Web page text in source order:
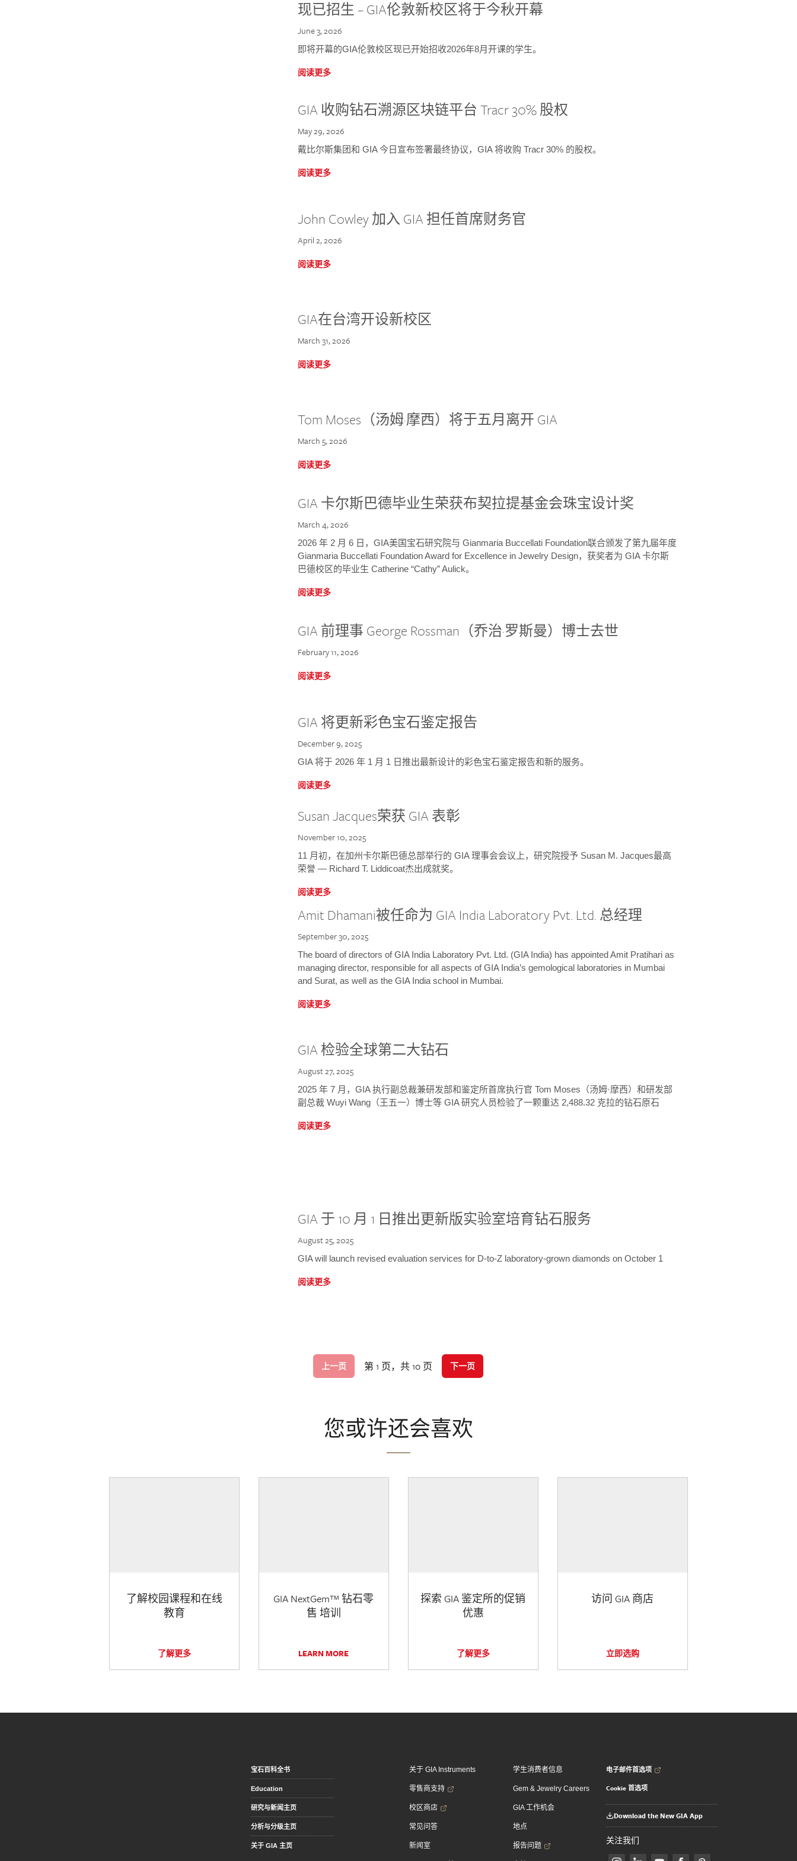
现已招生 – GIA伦敦新校区将于今秋开幕
June 3, 2026
即将开幕的GIA伦敦校区现已开始招收2026年8月开课的学生。
阅读更多
GIA 收购钻石溯源区块链平台 Tracr 30% 股权
May 29, 2026
戴比尔斯集团和 GIA 今日宣布签署最终协议，GIA 将收购 Tracr 30% 的股权。
阅读更多
John Cowley 加入 GIA 担任首席财务官
April 2, 2026
阅读更多
GIA在台湾开设新校区
March 31, 2026
阅读更多
Tom Moses（汤姆·摩西）将于五月离开 GIA
March 5, 2026
阅读更多
GIA 卡尔斯巴德毕业生荣获布契拉提基金会珠宝设计奖
March 4, 2026
2026 年 2 月 6 日，GIA美国宝石研究院与 Gianmaria Buccellati Foundation联合颁发了第九届年度
Gianmaria Buccellati Foundation Award for Excellence in Jewelry Design，获奖者为 GIA 卡尔斯
巴德校区的毕业生 Catherine “Cathy” Aulick。
阅读更多
GIA 前理事 George Rossman（乔治·罗斯曼）博士去世
February 11, 2026
阅读更多
GIA 将更新彩色宝石鉴定报告
December 9, 2025
GIA 将于 2026 年 1 月 1 日推出最新设计的彩色宝石鉴定报告和新的服务。
阅读更多
Susan Jacques荣获 GIA 表彰
November 10, 2025
11 月初，在加州卡尔斯巴德总部举行的 GIA 理事会会议上，研究院授予 Susan M. Jacques最高
荣誉 — Richard T. Liddicoat杰出成就奖。
阅读更多
Amit Dhamani被任命为 GIA India Laboratory Pvt. Ltd. 总经理
September 30, 2025
The board of directors of GIA India Laboratory Pvt. Ltd. (GIA India) has appointed Amit Pratihari as
managing director, responsible for all aspects of GIA India’s gemological laboratories in Mumbai
and Surat, as well as the GIA India school in Mumbai.
阅读更多
GIA 检验全球第二大钻石
August 27, 2025
2025 年 7 月，GIA 执行副总裁兼研发部和鉴定所首席执行官 Tom Moses（汤姆·摩西）和研发部
副总裁 Wuyi Wang（王五一）博士等 GIA 研究人员检验了一颗重达 2,488.32 克拉的钻石原石
阅读更多
GIA 于 10 月 1 日推出更新版实验室培育钻石服务
August 25, 2025
GIA will launch revised evaluation services for D-to-Z laboratory-grown diamonds on October 1
阅读更多
上一页 第 1 页，共 10 页 下一页
您或许还会喜欢
了解校园课程和在线
教育
了解更多
GIA NextGem™ 钻石零
售 培训
LEARN MORE
探索 GIA 鉴定所的促销
优惠
了解更多
访问 GIA 商店
立即选购
宝石百科全书
Education
研究与新闻主页
分析与分级主页
关于 GIA 主页
关于 GIA Instruments
零售商支持
校区商店
常见问答
新闻室
学生消费者信息
Gem & Jewelry Careers
GIA 工作机会
地点
报告问题
电子邮件首选项
Cookie 首选项
Download the New GIA App
关注我们